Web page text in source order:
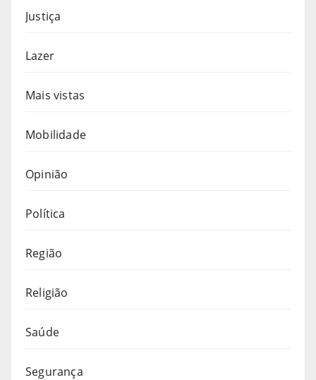
Justiça
Lazer
Mais vistas
Mobilidade
Opinião
Política
Região
Religião
Saúde
Segurança